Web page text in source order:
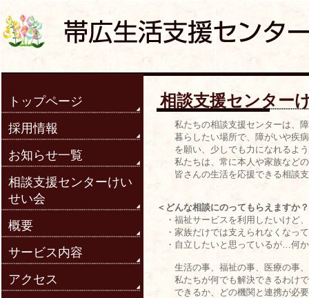
相談支援センター
私たちの相談支援センターは、障
暮らしたい場所で、障がいや疾病
を願い、少しでも力になれるよう
私たちは、常に本人や家族などの
皆さんの生活を応援できる相談支
＜どんな相談にのってもらえますか
・福祉サービスを利用したいけど
・家族だけでは支えられなくなっ
・自立したいと思っているが…何
生活の事、福祉の事、医療の事、
私たちが何でも解決できるわけで
できるか、どの機関と連携が必要
トップページ
採用情報
お知らせ一覧
相談支援センターけい
せい会
概要
サービス内容
アクセス